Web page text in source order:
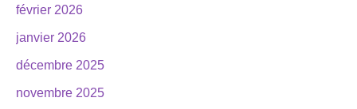
février 2026
janvier 2026
décembre 2025
novembre 2025